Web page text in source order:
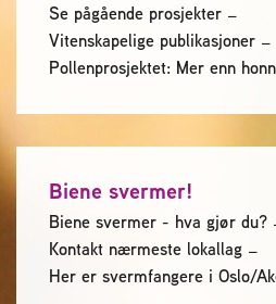
Se pågående prosjekter
Vitenskapelige publikasjoner
Pollenprosjektet: Mer enn
Biene svermer!
Biene svermer - hva gjør du?
Kontakt nærmeste lokallag
Her er svermfangere i Oslo/